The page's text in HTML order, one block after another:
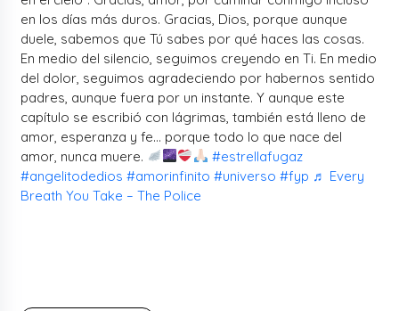
en los días más duros. Gracias, Dios, porque aunque
duele, sabemos que Tú sabes por qué haces las cosas.
En medio del silencio, seguimos creyendo en Ti. En medio
del dolor, seguimos agradeciendo por habernos sentido
padres, aunque fuera por un instante. Y aunque este
capítulo se escribió con lágrimas, también está lleno de
amor, esperanza y fe… porque todo lo que nace del
amor, nunca muere.
#estrellafugaz
#angelitodedios #amorinfinito #universo #fyp ♬ Every
Breath You Take – The Police